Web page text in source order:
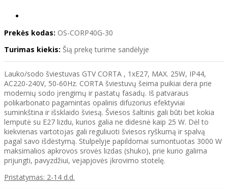
Prekės kodas: OS-CORP40G-30
Turimas kiekis: Šią prekę turime sandėlyje
Lauko/sodo šviestuvas GTV CORTA , 1xE27, MAX. 25W, IP44,
AC220-240V, 50-60Hz. CORTA šviestuvų šeima puikiai dera prie
modernių sodo įrengimų ir pastatų fasadų. Iš patvaraus
polikarbonato pagamintas opalinis difuzorius efektyviai
suminkština ir išsklaido šviesą. Šviesos šaltinis gali būti bet kokia
lemputė su E27 lizdu, kurios galia ne didesnė kaip 25 W. Dėl to
kiekvienas vartotojas gali reguliuoti šviesos ryškumą ir spalvą
pagal savo išdėstymą. Stulpelyje papildomai sumontuotas 3000 W
maksimalios apkrovos srovės lizdas (shuko), prie kurio galima
prijungti, pavyzdžiui, vejapjovės įkrovimo stotelę.
Pristatymas: 2-14 d.d.